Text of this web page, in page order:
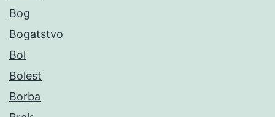
Bog
Bogatstvo
Bol
Bolest
Borba